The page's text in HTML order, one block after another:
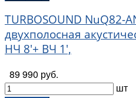
TURBOSOUND NuQ82-
двухполосная
НЧ 8'+ ВЧ 1',
89 990 руб.
шт